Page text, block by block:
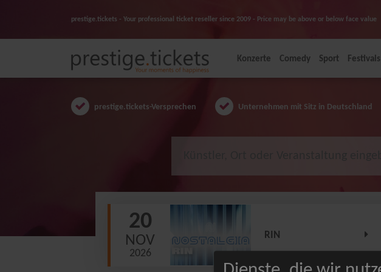
prestige.tickets - Your professional ticket reseller since 2009 - Price may be above or below face value
Konzerte Comedy Sport Festivals
prestige.tickets-Versprechen Unternehmen mit Sitz in Deutschland
20
NOV
2026
RIN